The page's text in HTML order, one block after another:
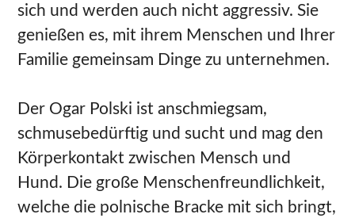
sich und werden auch nicht aggressiv. Sie
genießen es, mit ihrem Menschen und Ihrer
Familie gemeinsam Dinge zu unternehmen.
Der Ogar Polski ist anschmiegsam,
schmusebedürftig und sucht und mag den
Körperkontakt zwischen Mensch und
Hund. Die große Menschenfreundlichkeit,
welche die polnische Bracke mit sich bringt,